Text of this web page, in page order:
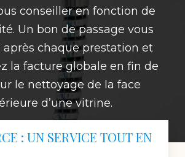
conseiller en fonction de
Un bon de passage vous
après chaque prestation et
la facture globale en fin de
le nettoyage de la face
d’une vitrine.
: UN SERVICE TOUT EN